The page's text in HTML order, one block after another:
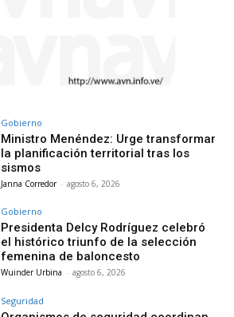
Gobierno
Ministro Menéndez: Urge transformar
la planificación territorial tras los
sismos
Janna Corredor - agosto 6, 2026
Gobierno
Presidenta Delcy Rodríguez celebró
el histórico triunfo de la selección
femenina de baloncesto
Wuinder Urbina - agosto 6, 2026
Seguridad